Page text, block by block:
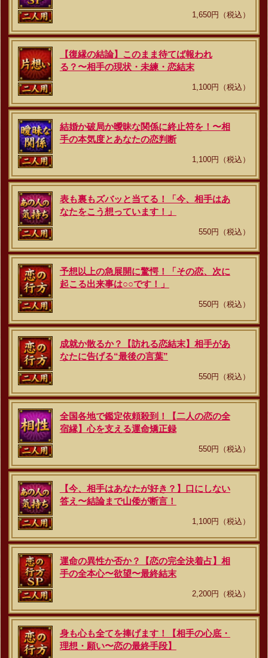
1,650円（税込）
【復縁の結論】このまま待てば報われ
る？〜相手の現状・未練・恋結末
1,100円（税込）
結婚か破局か曖昧な関係に終止符を！〜相
手の本気度とあなたの恋判断
1,100円（税込）
表も裏もズバッと当てる！「今、相手はあ
なたをこう想っています！」
550円（税込）
予想以上の急展開に驚愕！「その恋、次に
起こる出来事は○○です！」
550円（税込）
成就か散るか？【訪れる恋結末】相手があ
なたに告げる“最後の言葉”
550円（税込）
全国各地で鑑定依頼殺到！【二人の恋の全
宿縁】心を支える運命矯正録
550円（税込）
【今、相手はあなたが好き？】口にしない
答え〜結論まで山倭が断言！
1,100円（税込）
運命の異性か否か？【恋の完全決着占】相
手の全本心〜欲望〜最終結末
2,200円（税込）
身も心も全てを捧げます！【相手の心底・
理想・願い〜恋の最終手段】